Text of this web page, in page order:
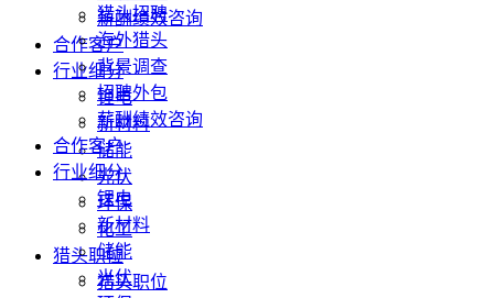
薪酬绩效咨询
合作客户
行业细分
锂电
新材料
储能
光伏
环保
化工
猎头职位
猎头职位
猎头招聘
海外猎头
背景调查
招聘外包
薪酬绩效咨询
合作客户
行业细分
锂电
新材料
储能
光伏